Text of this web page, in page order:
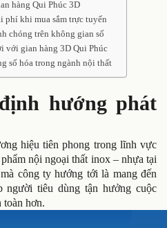
hàng Qui Phúc 3D
phí khi mua sắm trực tuyến
chóng trên không gian số
với gian hàng 3D Qui Phúc
số hóa trong ngành nội thất
hướng phát
hiệu tiên phong trong lĩnh vực
nội ngoại thất inox – nhựa tại
công ty hướng tới là mang đến
tiêu dùng tận hưởng cuộc
toàn hơn.